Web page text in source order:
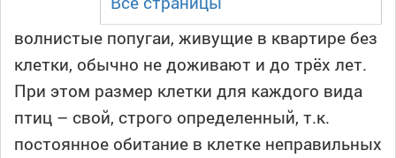
волнистые попугаи, живущие в квартире без
клетки, обычно не доживают и до трёх лет.
При этом размер клетки для каждого вида
птиц – свой, строго определенный, т.к.
постоянное обитание в клетке неправильных